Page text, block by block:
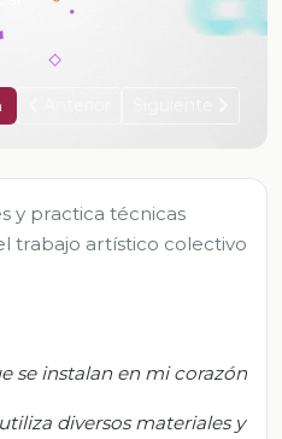
y practica técnicas
trabajo artístico colectivo
se instalan en mi corazón
utiliza diversos materiales y